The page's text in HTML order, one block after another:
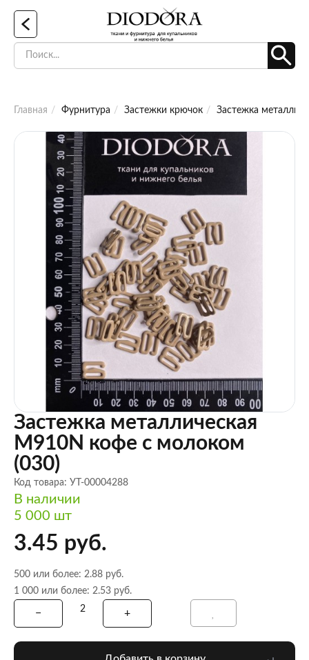
Главная Фурнитура Застежки крючок Застежка
Застежка металлическая
M910N кофе с молоком
(030)
Код товара: УТ-00004288
В наличии
5 000 шт
3.45 руб.
500 или более: 2.88 руб.
1 000 или более: 2.53 руб.